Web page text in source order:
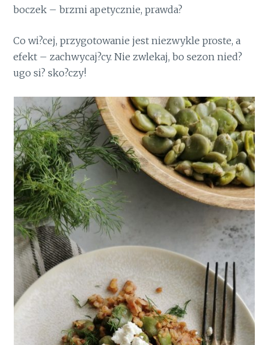
boczek – brzmi apetycznie, prawda?
Co wi?cej, przygotowanie jest niezwykle proste, a
efekt – zachwycaj?cy. Nie zwlekaj, bo sezon nied?
ugo si? sko?czy!